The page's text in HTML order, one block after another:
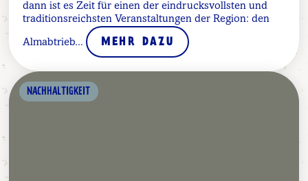
dann ist es Zeit für einen der eindrucksvollsten und
traditionsreichsten Veranstaltungen der Region: den
Almabtrieb... MEHR DAZU
NACHHALTIGKEIT